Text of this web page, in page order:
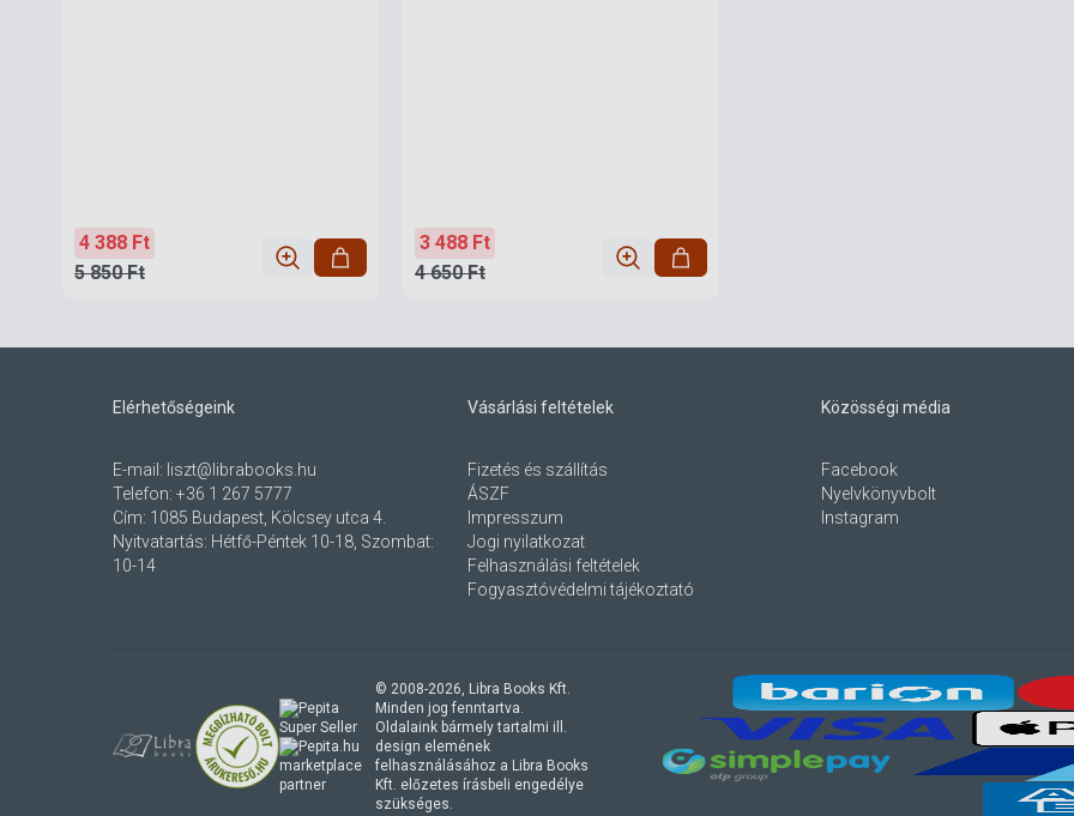
4 388 Ft
5 850 Ft
3 488 Ft
4 650 Ft
Elérhetőségeink
E-mail: liszt@librabooks.hu
Telefon: +36 1 267 5777
Cím: 1085 Budapest, Kölcsey utca 4.
Nyitvatartás: Hétfő-Péntek 10-18, Szombat:
10-14
Vásárlási feltételek
Fizetés és szállítás
ÁSZF
Impresszum
Jogi nyilatkozat
Felhasználási feltételek
Fogyasztóvédelmi tájékoztató
Közösségi média
Facebook
Nyelvkönyvbolt
Instagram
© 2008-2026, Libra Books Kft.
Minden jog fenntartva.
Oldalaink bármely tartalmi ill.
design elemének
felhasználásához a Libra Books
Kft. előzetes írásbeli engedélye
szükséges.
marketplace
partner